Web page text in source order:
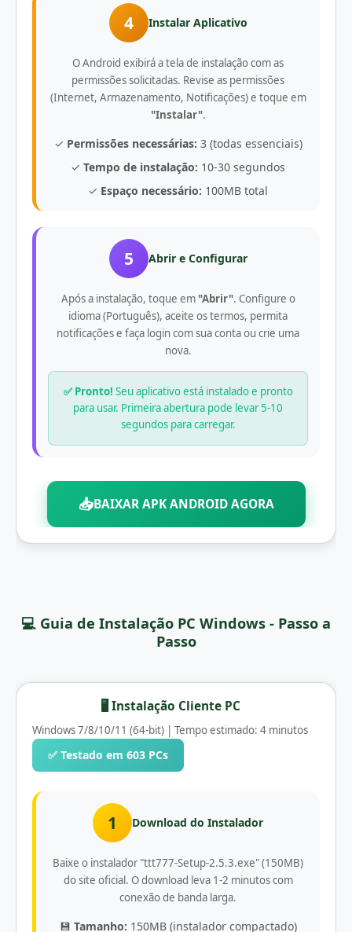
4 Instalar Aplicativo
O Android exibirá a tela de instalação com as
permissões solicitadas. Revise as permissões
(Internet, Armazenamento, Notificações) e toque em
"Instalar".
✓ Permissões necessárias: 3 (todas essenciais)
✓ Tempo de instalação: 10-30 segundos
✓ Espaço necessário: 100MB total
5 Abrir e Configurar
Após a instalação, toque em "Abrir". Configure o
idioma (Português), aceite os termos, permita
notificações e faça login com sua conta ou crie uma
nova.
✅ Pronto! Seu aplicativo está instalado e pronto
para usar. Primeira abertura pode levar 5-10
segundos para carregar.
📥BAIXAR APK ANDROID AGORA
💻 Guia de Instalação PC Windows - Passo a
Passo
🖥️ Instalação Cliente PC
Windows 7/8/10/11 (64-bit) | Tempo estimado: 4 minutos
✅ Testado em 603 PCs
1 Download do Instalador
Baixe o instalador "ttt777-Setup-2.5.3.exe" (150MB)
do site oficial. O download leva 1-2 minutos com
conexão de banda larga.
💾 Tamanho: 150MB (instalador compactado)